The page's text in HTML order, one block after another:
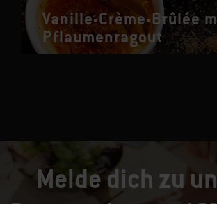
Vanille-Crème-Brûlée
Pflaumenragout
Melde dich zu